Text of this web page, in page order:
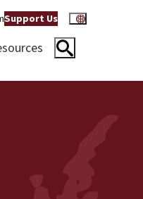
Support Us